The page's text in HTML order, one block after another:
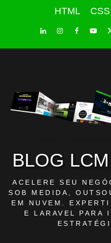
HTML CSS
LinkedInInstagramFacebook X
BLOG
ACELERE SEU
SOB MEDIDA,
EM NUVEM.
E LARAVEL PARA